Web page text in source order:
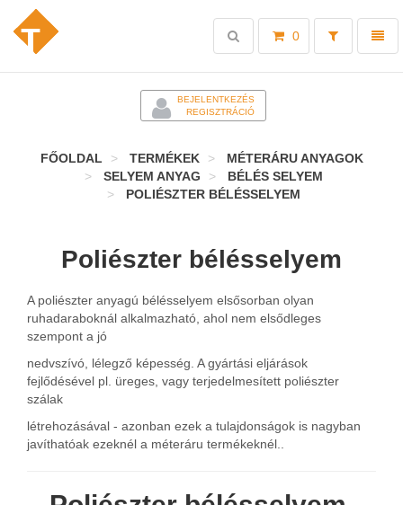
Toggle
0
Toggle
search
BEJELENTKEZÉS
REGISZTRÁCIÓ
FŐOLDAL TERMÉKEK
MÉTERÁRU ANYAGOK
SELYEM ANYAG
BÉLÉS SELYEM
POLIÉSZTER BÉLÉSSELYEM
Poliészter bélésselyem
A poliészter anyagú bélésselyem elsősorban olyan
ruhadaraboknál alkalmazható, ahol nem elsődleges
szempont a jó
nedvszívó, lélegző képesség. A gyártási eljárások
fejlődésével pl. üreges, vagy terjedelmesített poliészter
szálak
létrehozásával - azonban ezek a tulajdonságok is nagyban
javíthatóak ezeknél a méteráru termékeknél..